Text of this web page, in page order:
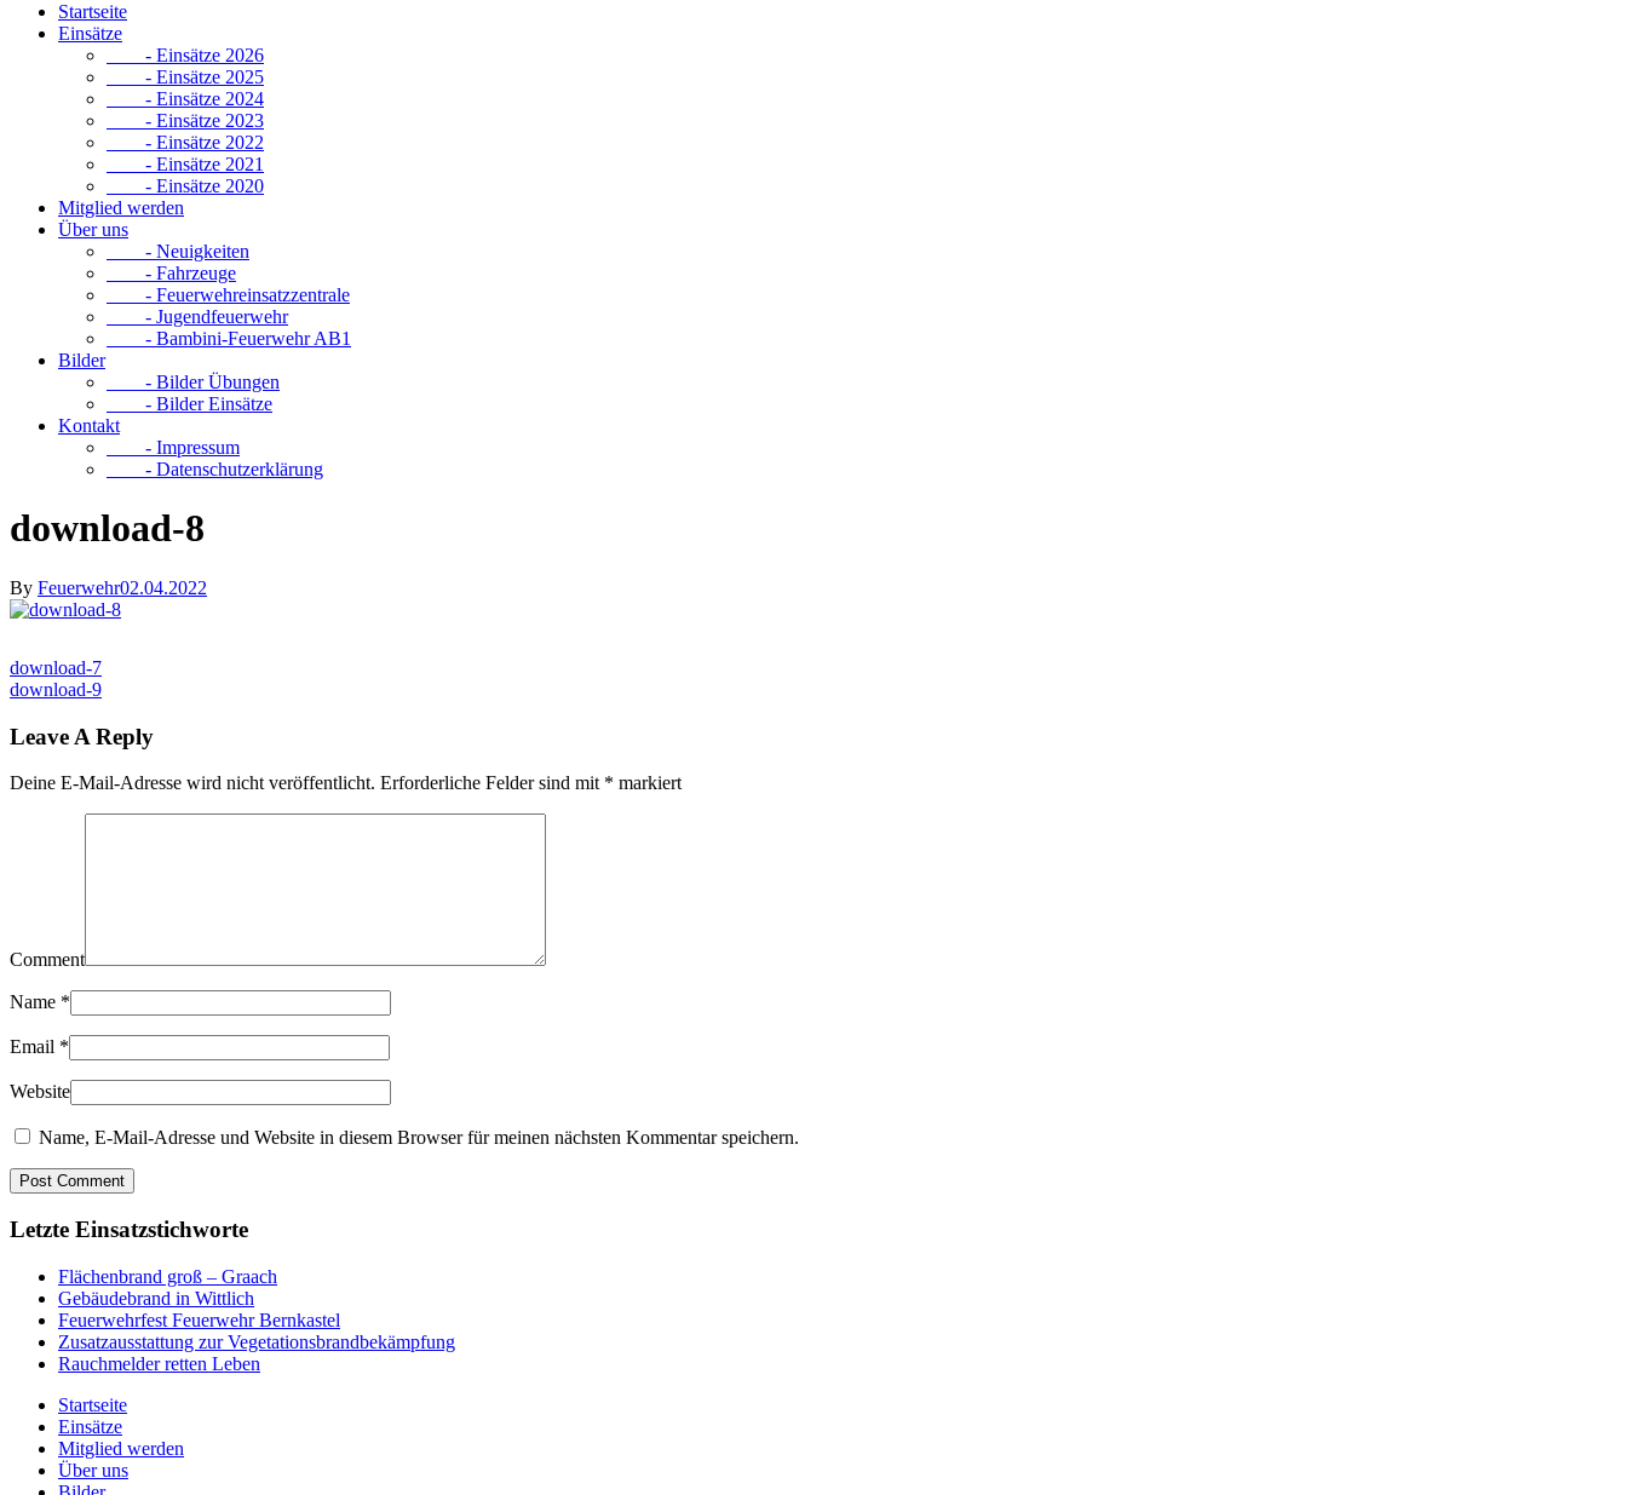
Startseite
Einsätze
- Einsätze 2026
- Einsätze 2025
- Einsätze 2024
- Einsätze 2023
- Einsätze 2022
- Einsätze 2021
- Einsätze 2020
Mitglied werden
Über uns
- Neuigkeiten
- Fahrzeuge
- Feuerwehreinsatzzentrale
- Jugendfeuerwehr
- Bambini-Feuerwehr AB1
Bilder
- Bilder Übungen
- Bilder Einsätze
Kontakt
- Impressum
- Datenschutzerklärung
download-8
By Feuerwehr02.04.2022
download-7
download-9
Leave A Reply
Deine E-Mail-Adresse wird nicht veröffentlicht. Erforderliche Felder sind mit * markiert
Comment
Name *
Email *
Website
Name, E-Mail-Adresse und Website in diesem Browser für meinen nächsten Kommentar speichern.
Letzte Einsatzstichworte
Flächenbrand groß – Graach
Gebäudebrand in Wittlich
Feuerwehrfest Feuerwehr Bernkastel
Zusatzausstattung zur Vegetationsbrandbekämpfung
Rauchmelder retten Leben
Startseite
Einsätze
Mitglied werden
Über uns